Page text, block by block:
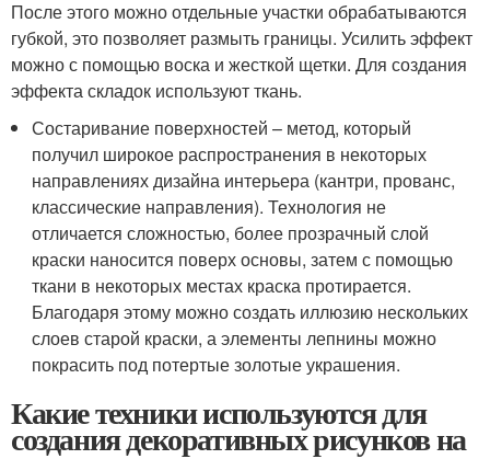
После этого можно отдельные участки обрабатываются
губкой, это позволяет размыть границы. Усилить эффект
можно с помощью воска и жесткой щетки. Для создания
эффекта складок используют ткань.
Состаривание поверхностей – метод, который
получил широкое распространения в некоторых
направлениях дизайна интерьера (кантри, прованс,
классические направления). Технология не
отличается сложностью, более прозрачный слой
краски наносится поверх основы, затем с помощью
ткани в некоторых местах краска протирается.
Благодаря этому можно создать иллюзию нескольких
слоев старой краски, а элементы лепнины можно
покрасить под потертые золотые украшения.
Какие техники используются для
создания декоративных рисунков на